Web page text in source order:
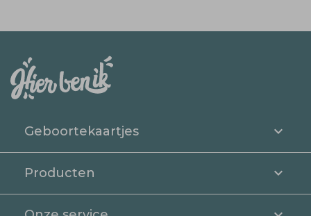
Geboortekaartjes
Producten